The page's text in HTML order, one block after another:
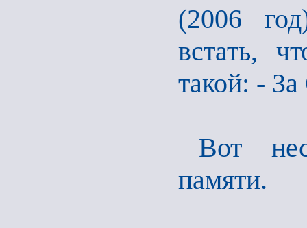
(2006
встать,
такой: -
Вот
памяти.